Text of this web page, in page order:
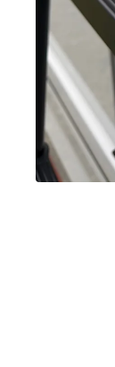
Gewicht
Marken
Max.